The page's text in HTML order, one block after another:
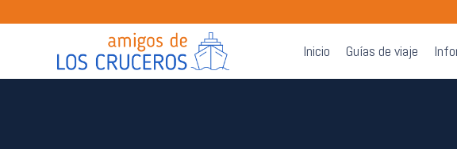
Inicio Guías de viaje